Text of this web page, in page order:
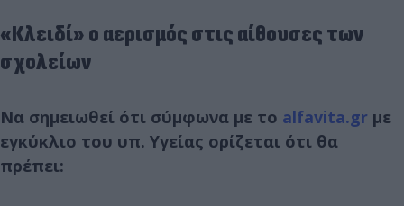
«Κλειδί» ο αερισμός στις αίθουσες των
σχολείων
Να σημειωθεί ότι σύμφωνα με το alfavita.gr με
εγκύκλιο του υπ. Υγείας ορίζεται ότι θα
πρέπει: